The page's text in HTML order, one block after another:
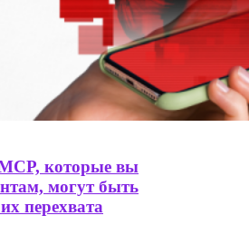
которые вы
могут быть
перехвата